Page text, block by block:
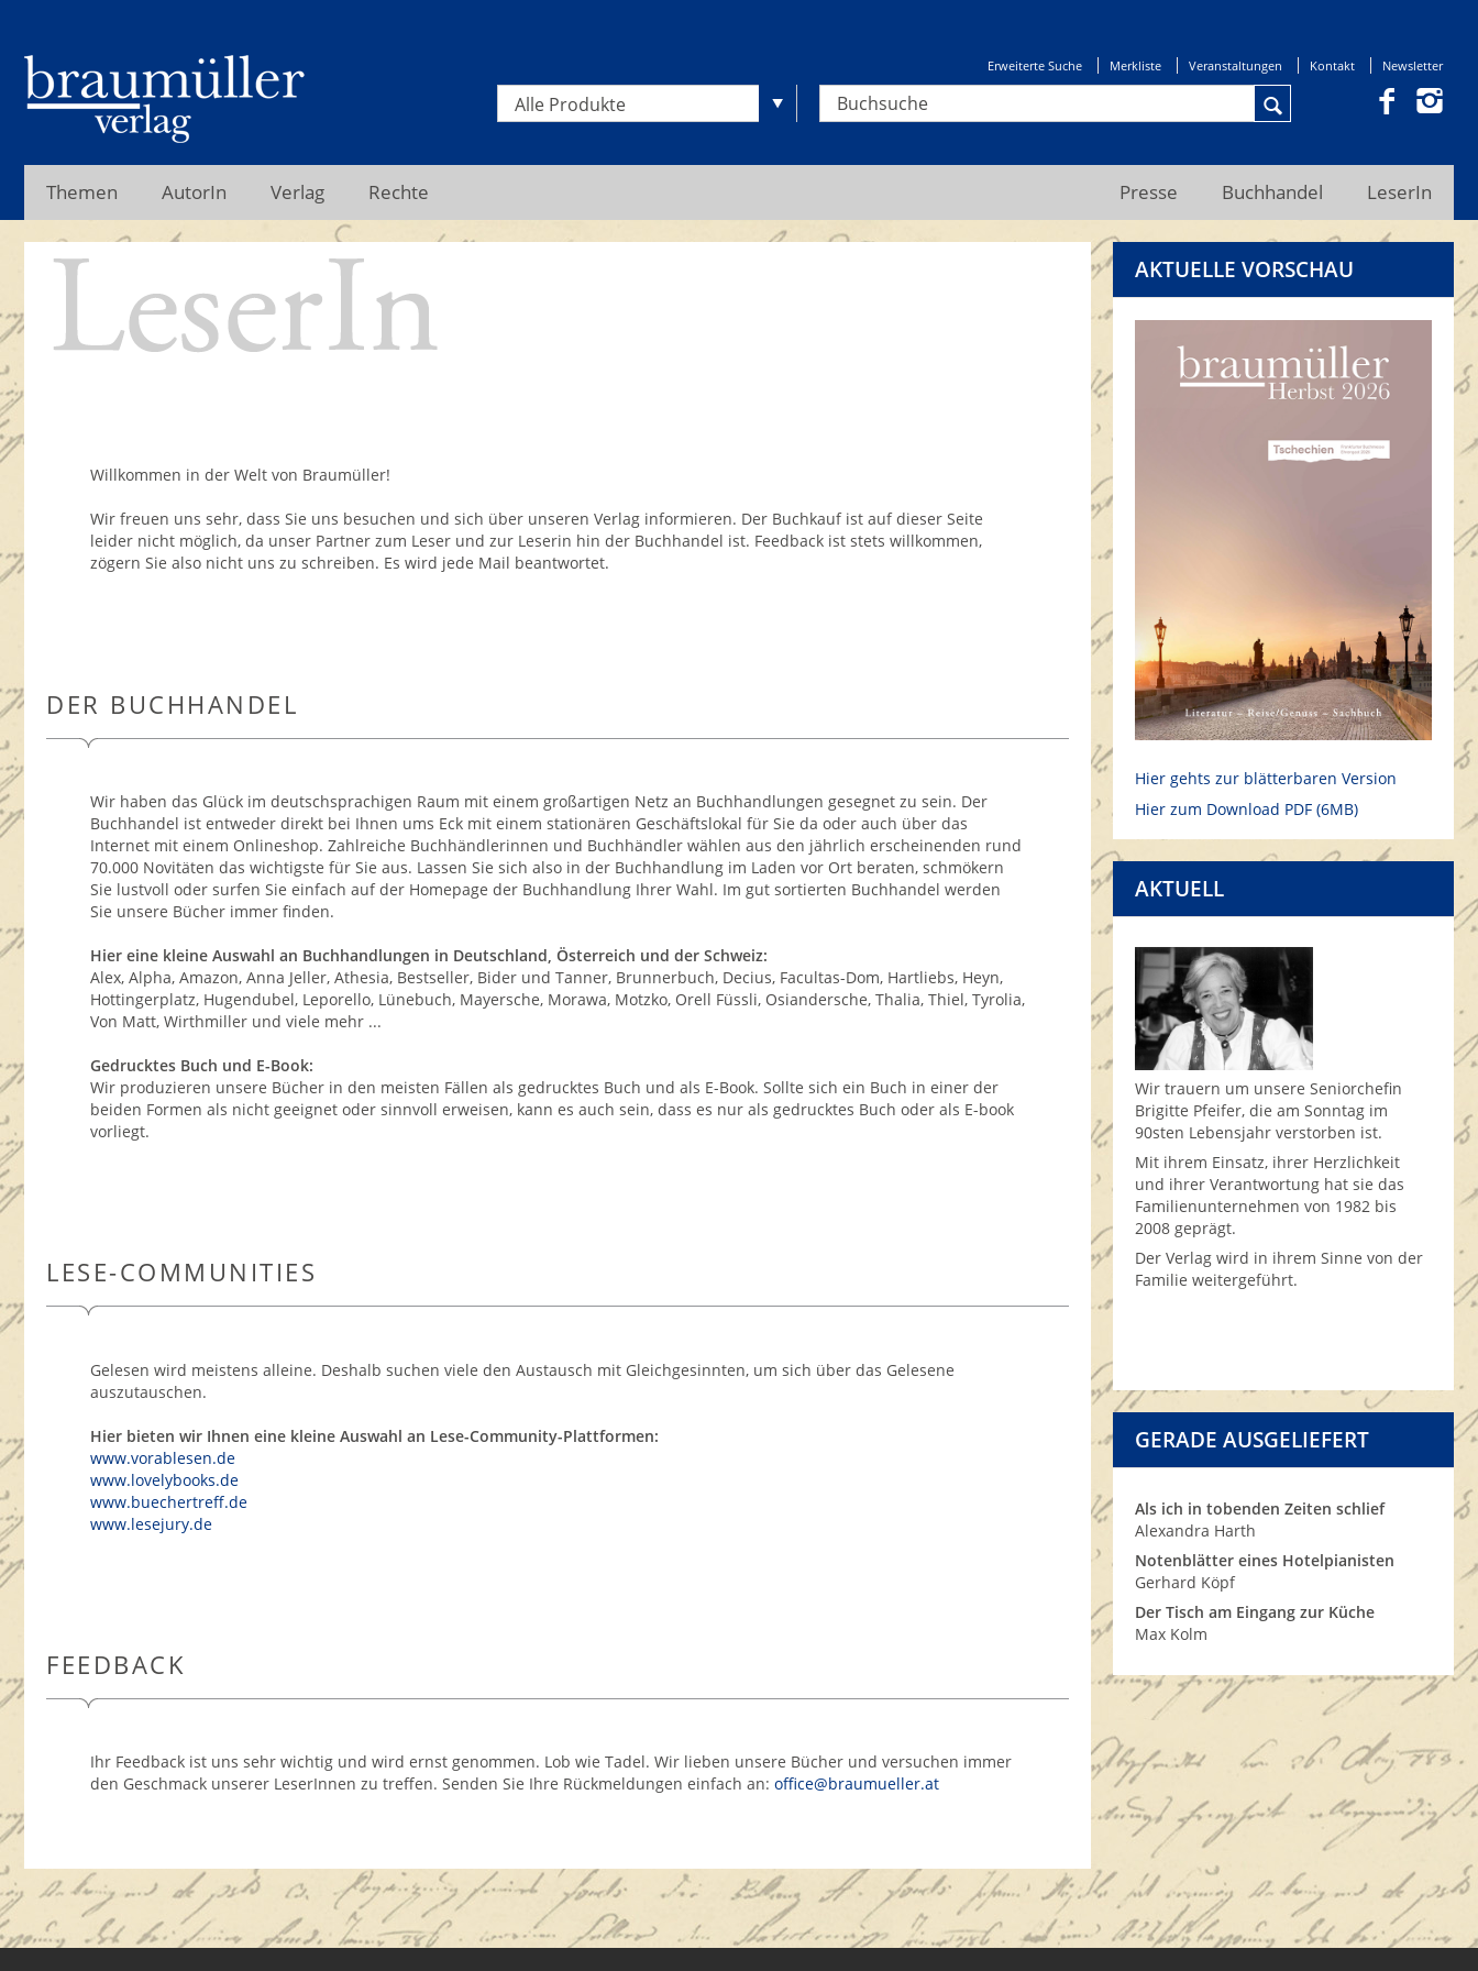
Erweiterte Suche Merkliste Veranstaltungen Kontakt Newsletter
Alle Produkte
Themen AutorIn Verlag Rechte Presse Buchhandel LeserIn
Willkommen in der Welt von Braumüller!
Wir freuen uns sehr, dass Sie uns besuchen und sich über unseren Verlag informieren. Der Buchkauf ist auf dieser Seite
leider nicht möglich, da unser Partner zum Leser und zur Leserin hin der Buchhandel ist. Feedback ist stets willkommen,
zögern Sie also nicht uns zu schreiben. Es wird jede Mail beantwortet.
DER BUCHHANDEL
Wir haben das Glück im deutschsprachigen Raum mit einem großartigen Netz an Buchhandlungen gesegnet zu sein. Der
Buchhandel ist entweder direkt bei Ihnen ums Eck mit einem stationären Geschäftslokal für Sie da oder auch über das
Internet mit einem Onlineshop. Zahlreiche Buchhändlerinnen und Buchhändler wählen aus den jährlich erscheinenden rund
70.000 Novitäten das wichtigste für Sie aus. Lassen Sie sich also in der Buchhandlung im Laden vor Ort beraten, schmökern
Sie lustvoll oder surfen Sie einfach auf der Homepage der Buchhandlung Ihrer Wahl. Im gut sortierten Buchhandel werden
Sie unsere Bücher immer finden.
Hier eine kleine Auswahl an Buchhandlungen in Deutschland, Österreich und der Schweiz:
Alex, Alpha, Amazon, Anna Jeller, Athesia, Bestseller, Bider und Tanner, Brunnerbuch, Decius, Facultas-Dom, Hartliebs, Heyn,
Hottingerplatz, Hugendubel, Leporello, Lünebuch, Mayersche, Morawa, Motzko, Orell Füssli, Osiandersche, Thalia, Thiel, Tyrolia,
Von Matt, Wirthmiller und viele mehr ...
Gedrucktes Buch und E-Book:
Wir produzieren unsere Bücher in den meisten Fällen als gedrucktes Buch und als E-Book. Sollte sich ein Buch in einer der
beiden Formen als nicht geeignet oder sinnvoll erweisen, kann es auch sein, dass es nur als gedrucktes Buch oder als E-book
vorliegt.
LESE-COMMUNITIES
Gelesen wird meistens alleine. Deshalb suchen viele den Austausch mit Gleichgesinnten, um sich über das Gelesene
auszutauschen.
Hier bieten wir Ihnen eine kleine Auswahl an Lese-Community-Plattformen:
www.vorablesen.de
www.lovelybooks.de
www.buechertreff.de
www.lesejury.de
FEEDBACK
Ihr Feedback ist uns sehr wichtig und wird ernst genommen. Lob wie Tadel. Wir lieben unsere Bücher und versuchen immer
den Geschmack unserer LeserInnen zu treffen. Senden Sie Ihre Rückmeldungen einfach an: office@braumueller.at
AKTUELLE VORSCHAU
Hier gehts zur blätterbaren Version
Hier zum Download PDF (6MB)
AKTUELL
Wir trauern um unsere Seniorchefin
Brigitte Pfeifer, die am Sonntag im
90sten Lebensjahr verstorben ist.
Mit ihrem Einsatz, ihrer Herzlichkeit
und ihrer Verantwortung hat sie das
Familienunternehmen von 1982 bis
2008 geprägt.
Der Verlag wird in ihrem Sinne von der
Familie weitergeführt.
GERADE AUSGELIEFERT
Als ich in tobenden Zeiten schlief
Alexandra Harth
Notenblätter eines Hotelpianisten
Gerhard Köpf
Der Tisch am Eingang zur Küche
Max Kolm